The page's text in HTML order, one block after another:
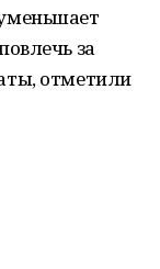
за
отметили